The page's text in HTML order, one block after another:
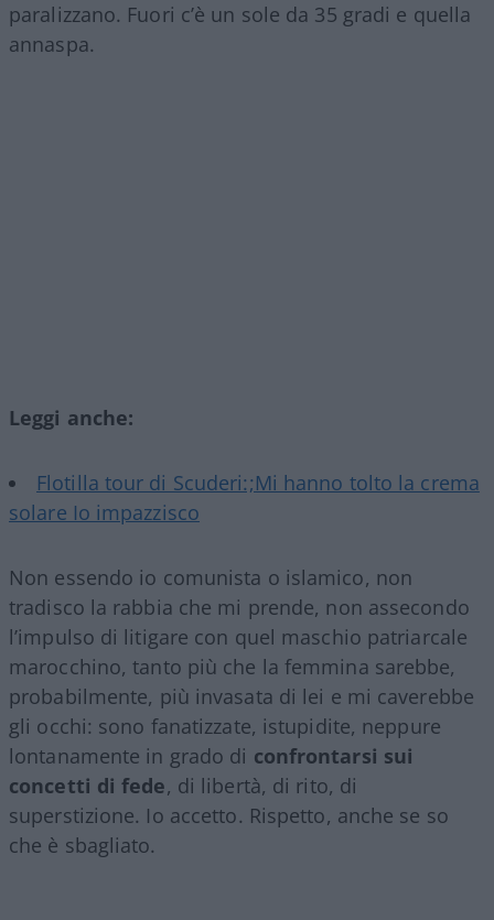
paralizzano. Fuori c’è un sole da 35 gradi e quella
annaspa.
Leggi anche:
Flotilla tour di Scuderi:;Mi hanno tolto la crema
solare Io impazzisco
Non essendo io comunista o islamico, non
tradisco la rabbia che mi prende, non assecondo
l’impulso di litigare con quel maschio patriarcale
marocchino, tanto più che la femmina sarebbe,
probabilmente, più invasata di lei e mi caverebbe
gli occhi: sono fanatizzate, istupidite, neppure
lontanamente in grado di confrontarsi sui
concetti di fede, di libertà, di rito, di
superstizione. Io accetto. Rispetto, anche se so
che è sbagliato.